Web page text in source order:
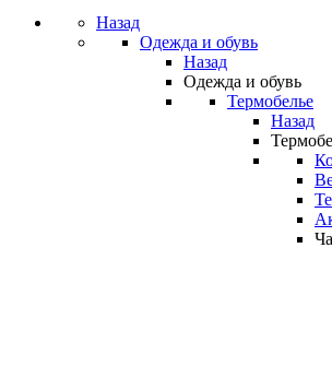
Назад
Одежда и обувь
Назад
Одежда и обувь
Термобелье
Назад